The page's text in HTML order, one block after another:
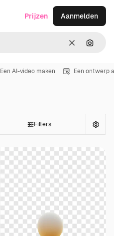
Wissen
Prijzen Aanmelden
Een AI-video maken Een ontwerp
Filters